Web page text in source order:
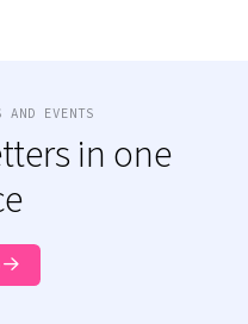
AND EVENTS
in one